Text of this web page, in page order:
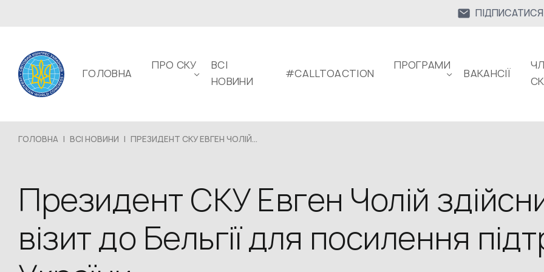
ГОЛОВНА
ПРО СКУ
ВСІ
НОВИНИ
#CALLTOACTION
ПРОГРАМИ
ВАКАНСІЇ
ГОЛОВНА | ВСІ НОВИНИ | ПРЕЗИДЕНТ СКУ ЕВГЕН ЧОЛІЙ...
Президент СКУ Евген Чолій
візит до Бельгії для посилення